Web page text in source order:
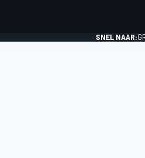
SNEL NAAR: